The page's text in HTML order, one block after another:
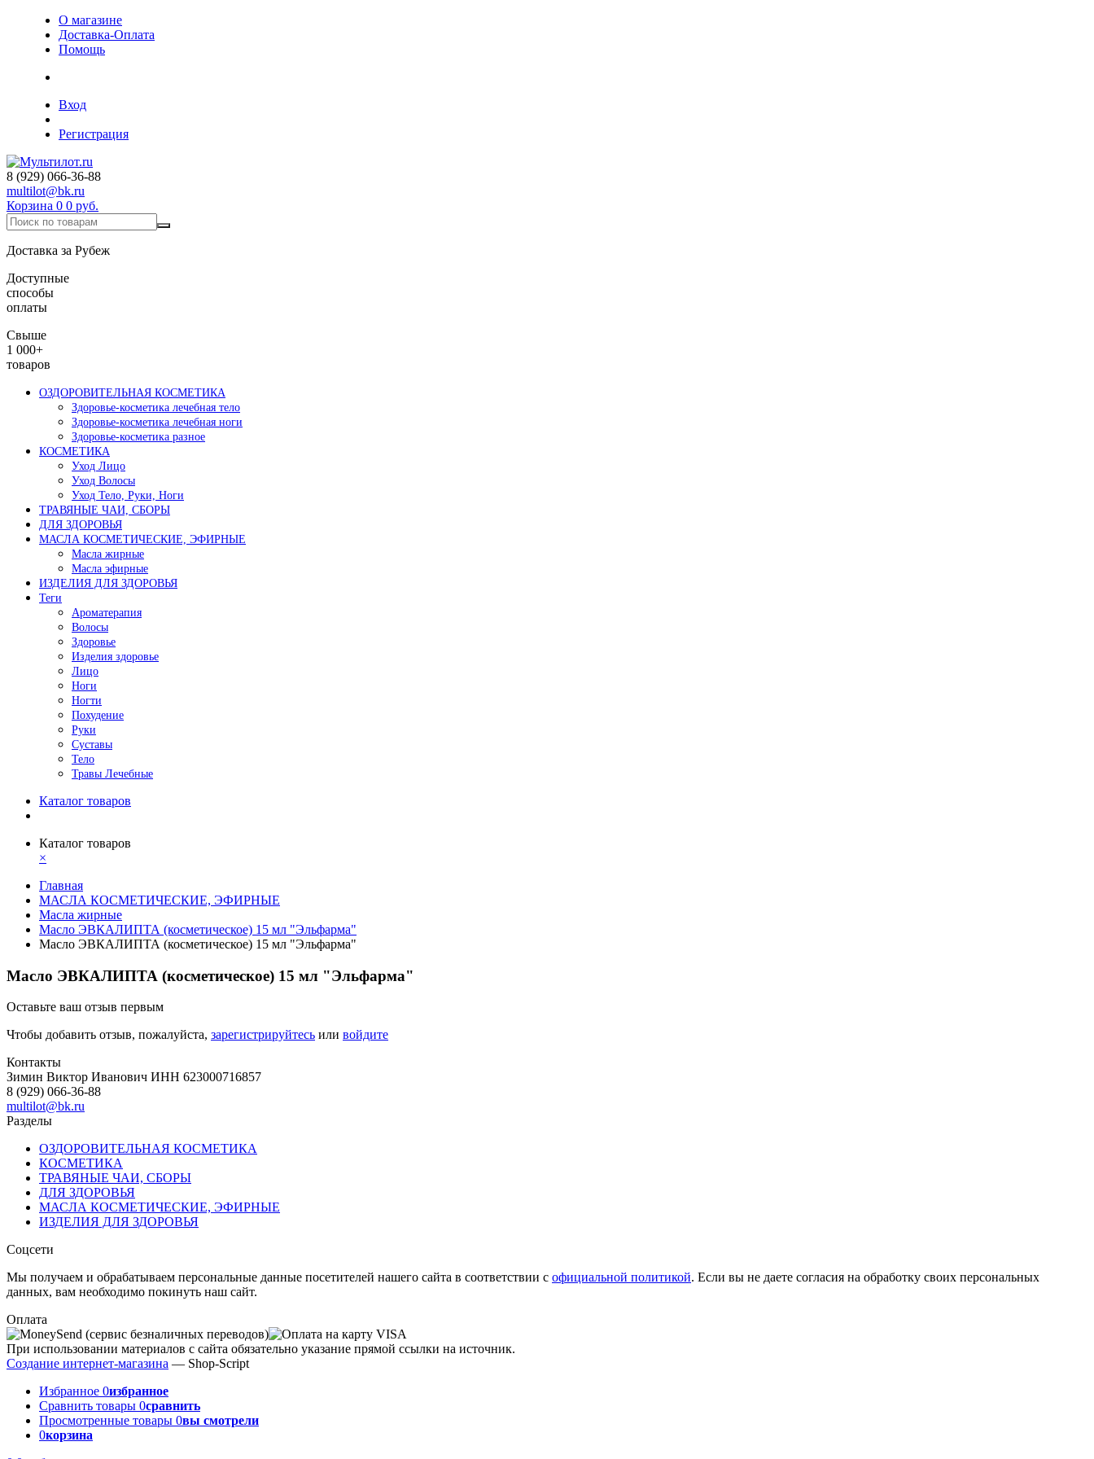
О магазине
Доставка-Оплата
Помощь
Вход
Регистрация
8 (929) 066-36-88
multilot@bk.ru
Корзина 0 0 руб.
Доставка за Рубеж
Доступные
способы
оплаты
Свыше
1 000+
товаров
ОЗДОРОВИТЕЛЬНАЯ КОСМЕТИКА
Здоровье-косметика лечебная тело
Здоровье-косметика лечебная ноги
Здоровье-косметика разное
КОСМЕТИКА
Уход Лицо
Уход Волосы
Уход Тело, Руки, Ноги
ТРАВЯНЫЕ ЧАИ, СБОРЫ
ДЛЯ ЗДОРОВЬЯ
МАСЛА КОСМЕТИЧЕСКИЕ, ЭФИРНЫЕ
Масла жирные
Масла эфирные
ИЗДЕЛИЯ ДЛЯ ЗДОРОВЬЯ
Теги
Ароматерапия
Волосы
Здоровье
Изделия здоровье
Лицо
Ноги
Ногти
Похудение
Руки
Суставы
Тело
Травы Лечебные
Каталог товаров
Каталог товаров
×
Главная
МАСЛА КОСМЕТИЧЕСКИЕ, ЭФИРНЫЕ
Масла жирные
Масло ЭВКАЛИПТА (косметическое) 15 мл "Эльфарма"
Масло ЭВКАЛИПТА (косметическое) 15 мл "Эльфарма"
Масло ЭВКАЛИПТА (косметическое) 15 мл "Эльфарма"
Оставьте ваш отзыв первым
Чтобы добавить отзыв, пожалуйста, зарегистрируйтесь или войдите
Контакты
Зимин Виктор Иванович ИНН 623000716857
8 (929) 066-36-88
multilot@bk.ru
Разделы
ОЗДОРОВИТЕЛЬНАЯ КОСМЕТИКА
КОСМЕТИКА
ТРАВЯНЫЕ ЧАИ, СБОРЫ
ДЛЯ ЗДОРОВЬЯ
МАСЛА КОСМЕТИЧЕСКИЕ, ЭФИРНЫЕ
ИЗДЕЛИЯ ДЛЯ ЗДОРОВЬЯ
Соцсети
Мы получаем и обрабатываем персональные данные посетителей нашего сайта в соответствии с официальной политикой. Если вы не даете согласия на обработку своих персональных
данных, вам необходимо покинуть наш сайт.
Оплата
При использовании материалов с сайта обязательно указание прямой ссылки на источник.
Создание интернет-магазина — Shop-Script
Избранное 0избранное
Сравнить товары 0сравнить
Просмотренные товары 0вы смотрели
0корзина